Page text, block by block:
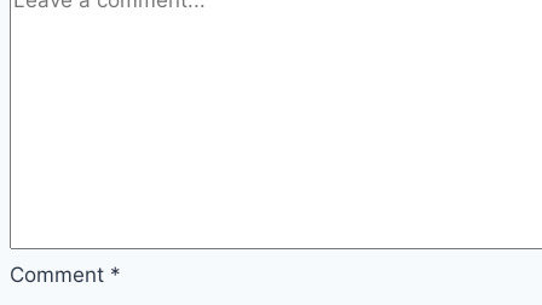
Comment *